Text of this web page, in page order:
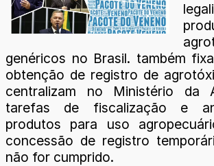
genéricos no Brasil. também
obtenção de registro de
centralizam no Ministério da
tarefas de fiscalização e
produtos para uso
concessão de registro
não for cumprido.